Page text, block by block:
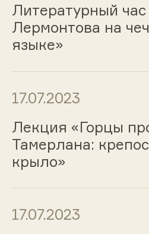
Литературный
Лермонтова на
языке»
17.07.2023
Лекция «Горцы
Тамерлана:
крыло»
17.07.2023